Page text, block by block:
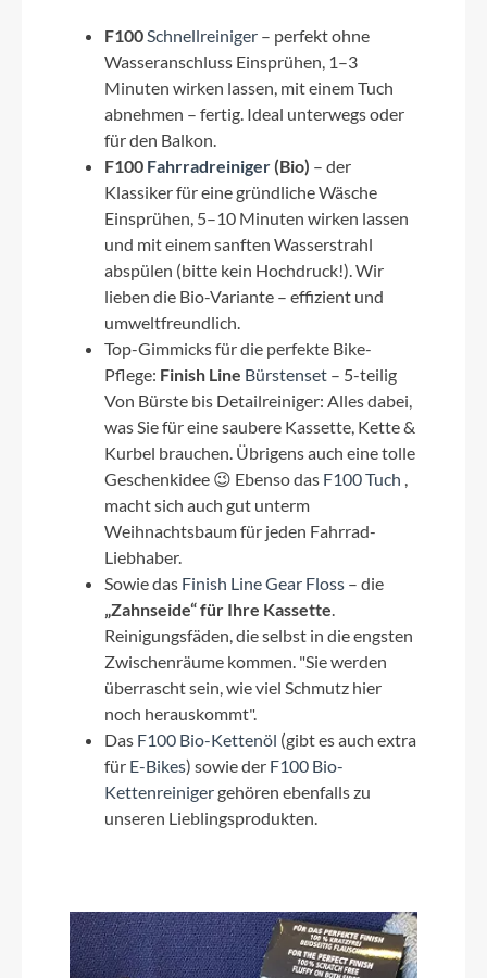
F100 Schnellreiniger – perfekt ohne
Wasseranschluss Einsprühen, 1–3
Minuten wirken lassen, mit einem Tuch
abnehmen – fertig. Ideal unterwegs oder
für den Balkon.
F100 Fahrradreiniger(Bio) – der
Klassiker für eine gründliche Wäsche
Einsprühen, 5–10 Minuten wirken lassen
und mit einem sanften Wasserstrahl
abspülen (bitte kein Hochdruck!). Wir
lieben die Bio-Variante – effizient und
umweltfreundlich.
Top-Gimmicks für die perfekte Bike-
Pflege: Finish Line Bürstenset – 5-teilig
Von Bürste bis Detailreiniger: Alles dabei,
was Sie für eine saubere Kassette, Kette &
Kurbel brauchen. Übrigens auch eine tolle
Geschenkidee 😉 Ebenso das F100 Tuch
macht sich auch gut unterm
Weihnachtsbaum für jeden Fahrrad-
Liebhaber.
Sowie das Finish Line Gear Floss – die
„Zahnseide“ für Ihre Kassette
Reinigungsfäden, die selbst in die engsten
Zwischenräume kommen. "Sie werden
überrascht sein, wie viel Schmutz hier
noch herauskommt".
Das F100 Bio-Kettenöl (gibt es auch extra
für E-Bikes) sowie der F100 Bio-
Kettenreinigergehören ebenfalls zu
unseren Lieblingsprodukten.